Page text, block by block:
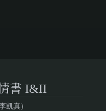
書 I&II
凱真）